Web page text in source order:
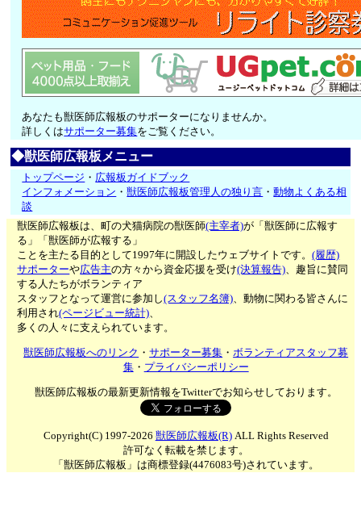
あなたも獣医師広報板のサポーターになりませんか。
詳しくはサポーター募集をご覧ください。
◆獣医師広報板メニュー
トップページ ・ 広報板ガイドブック
インフォメーション ・獣医師広報板管理人の独り言 ・動物よくある相
談
獣医師広報板は、町の犬猫病院の獣医師(主宰者)が「獣医師に広報す
る」「獣医師が広報する」
ことを主たる目的として1997年に開設したウェブサイトです。(履歴)
サポーターや広告主の方々から資金応援を受け(決算報告)、趣旨に賛同
する人たちがボランティア
スタッフとなって運営に参加し(スタッフ名簿)、動物に関わる皆さんに
利用され(ページビュー統計)、
多くの人々に支えられています。
獣医師広報板へのリンク ・サポーター募集 ・ボランティアスタッフ募
集・ プライバシーポリシー
獣医師広報板の最新更新情報をTwitterでお知らせしております。
Copyright(C) 1997-2026 獣医師広報板(R)ALL Rights Reserved
許可なく転載を禁じます。
「獣医師広報板」は商標登録(4476083号)されています。